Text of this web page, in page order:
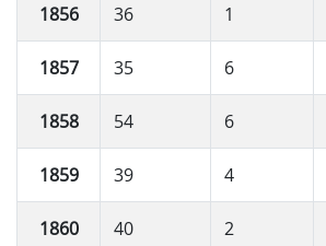
1856 36 1
1857 35 6
1858 54 6
1859 39 4
1860 40 2